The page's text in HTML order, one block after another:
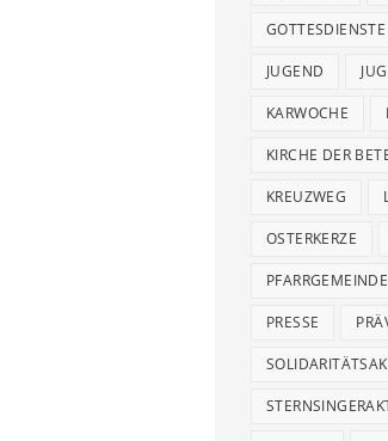
GOTTESDIENSTE
JUGEND
KARWOCHE
KIRCHE DER
KREUZWEG
OSTERKERZE
PRESSE